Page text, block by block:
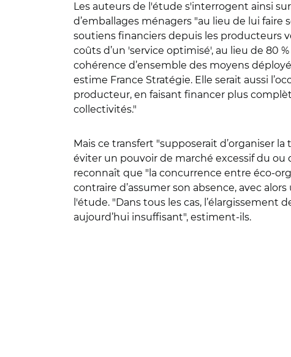
Les auteurs de l'étude s'interrogent ainsi
d’emballages ménagers "au lieu de lui
soutiens financiers depuis les producteurs
coûts d’un 'service optimisé', au lieu de 80
cohérence d’ensemble des moyens
estime France Stratégie. Elle serait aussi
producteur, en faisant financer plus
collectivités."
Mais ce transfert "supposerait d’organiser
éviter un pouvoir de marché excessif du ou
reconnaît que "la concurrence entre éco-
contraire d’assumer son absence, avec
l'étude. "Dans tous les cas,
aujourd’hui insuffisant", estiment-ils.